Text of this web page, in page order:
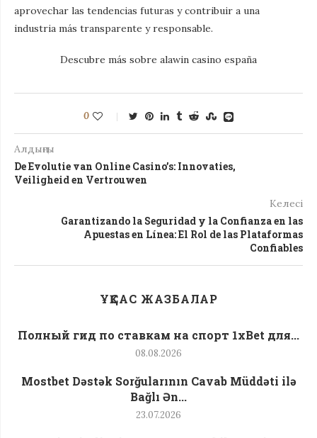
aprovechar las tendencias futuras y contribuir a una
industria más transparente y responsable.
Descubre más sobre alawin casino españa
0
Алдыңғы
De Evolutie van Online Casino’s: Innovaties,
Veiligheid en Vertrouwen
Келесі
Garantizando la Seguridad y la Confianza en las
Apuestas en Línea: El Rol de las Plataformas
Confiables
ҰҚСАС ЖАЗБАЛАР
Полный гид по ставкам на спорт 1xBet для...
08.08.2026
Mostbet Dəstək Sorğularının Cavab Müddəti ilə
Bağlı Ən...
23.07.2026